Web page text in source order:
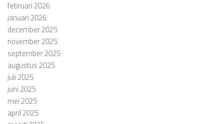
februari 2026
januari 2026
december 2025
november 2025
september 2025
augustus 2025
juli 2025
juni 2025
mei 2025
april 2025